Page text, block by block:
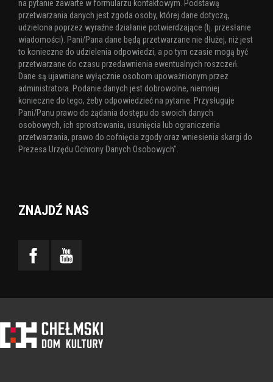
na pytanie zawarte w formularzu kontaktowym. Podstawą
przetwarzania danych jest zgoda osoby, której dane dotyczą,
udzielona poprzez wyraźne działanie potwierdzające (tj. przesłanie
wiadomości). Pani/Pana dane będą przetwarzane nie dłużej, niż jest
to konieczne do udzielenia odpowiedzi, a po tym czasie mogą być
przetwarzane do czasu przedawnienia ewentualnych roszczeń.
Dane są ujawniane wyłącznie osobom upoważnionym przez
administratora. Podanie danych jest dobrowolne, niemniej
konieczne do tego, żeby odpowiedzieć na pytanie. Przysługuje
Pani/Panu prawo do żądania dostępu do swoich danych
osobowych, ich sprostowania, usunięcia lub ograniczenia
przetwarzania, prawo do cofnięcia zgody oraz wniesienia skargi do
Prezesa Urzędu Ochrony Danych Osobowych".
ZNAJDŹ NAS